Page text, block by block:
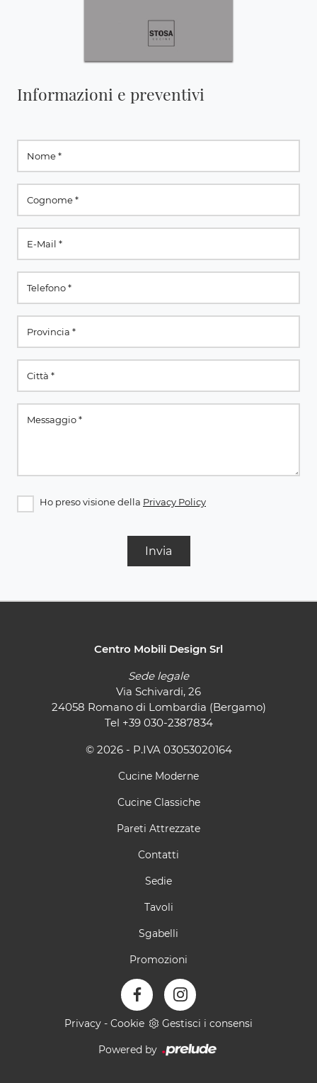
Informazioni e preventivi
Ho preso visione della Privacy Policy
Invia
Centro Mobili Design Srl
Sede legale
Via Schivardi, 26
24058 Romano di Lombardia (Bergamo)
Tel +39 030-2387834
© 2026 - P.IVA 03053020164
Cucine Moderne
Cucine Classiche
Pareti Attrezzate
Contatti
Sedie
Tavoli
Sgabelli
Promozioni
Privacy - Cookie Gestisci i consensi
Powered by